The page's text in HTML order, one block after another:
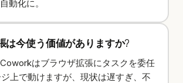
動化に。
は今使う価値がありますか?
はブラウザ拡張にタスクを委任
上で動けますが、現状は遅すぎ、不